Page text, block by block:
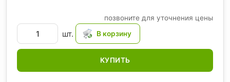
позвоните для уточнения цены
шт.
КУПИТЬ